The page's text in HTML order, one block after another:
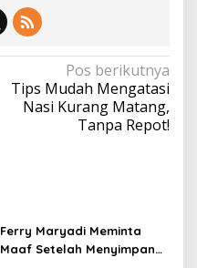
Pos berikutnya
Tips Mudah Mengatasi
Nasi Kurang Matang,
Tanpa Repot!
Ferry Maryadi Meminta
Maaf Setelah Menyimpan